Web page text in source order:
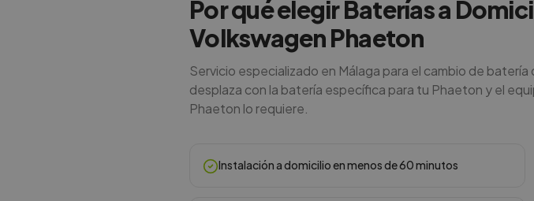
Por qué elegir Baterías a
Volkswagen Phaeton
Servicio especializado en Málaga para el cambio de
desplaza con la batería específica para tu Phaeton y el
Phaeton lo requiere.
Instalación a domicilio en menos de 60 minutos